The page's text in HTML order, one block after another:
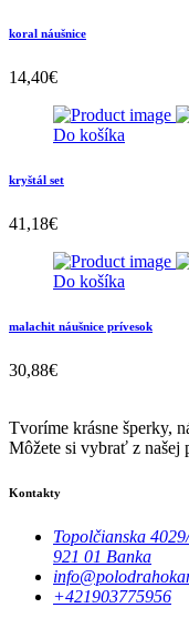
koral náušnice
14,40€
Do košíka
kryštál set
41,18€
Do košíka
malachit náušnice prívesok
30,88€
Tvoríme krásne šperky,
Môžete si vybrať z našej
Kontakty
Topolčianska
921 01 Banka
+421903775956